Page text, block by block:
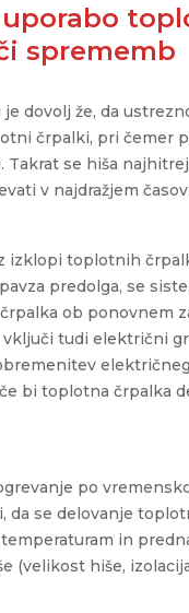
uporabo
sprememb
dovolj že, da
črpalki, pri čemer
Takrat se hiša
v najdražjem
izklopi toplotnih
predolga, se
ob ponovnem
tudi električni
bi toplotna črpalka
po
da se delovanje
in
(velikost hiše,